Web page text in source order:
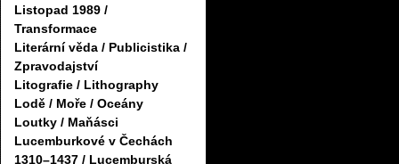
Listopad 1989 /
Transformace
Literární věda / Publicistika /
Zpravodajství
Litografie / Lithography
Lodě / Moře / Oceány
Loutky / Maňásci
Lucemburkové v Čechách
1310–1437 / Lucemburská